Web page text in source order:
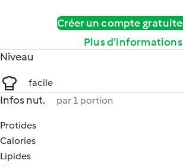
Créer un compte
Plus d’informations
Niveau
facile
Infos nut. par 1 portion
Protides
Calories
Lipides